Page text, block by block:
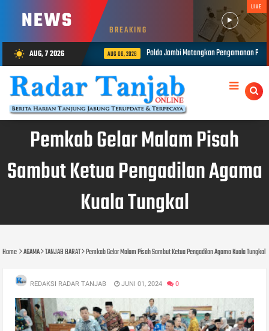
NEWS BREAKING
LIVE
wb_sunny AUG, 7 2026AUG 06, 2026 Polda Jambi Matangkan Pengamanan Presisi Merdeka Run
Pemkab Gelar Malam Pisah
Sambut Ketua Pengadilan Agama
Kuala Tungkal
Home AGAMA TANJAB BARAT Pemkab Gelar Malam Pisah Sambut Ketua Pengadilan Agama Kuala Tungkal
REDAKSI RADAR TANJAB JUNI 01, 2024 0